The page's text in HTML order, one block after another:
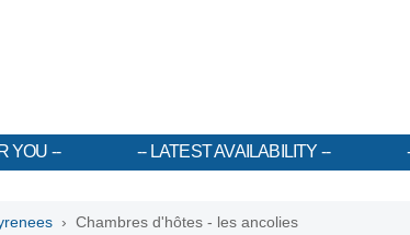
YOU LATEST AVAILABILITY
› Chambres d'hôtes - les ancolies